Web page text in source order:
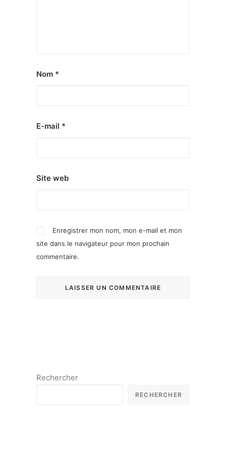
Nom *
E-mail *
Site web
Enregistrer mon nom, mon e-mail et mon
site dans le navigateur pour mon prochain
commentaire.
Rechercher
RECHERCHER